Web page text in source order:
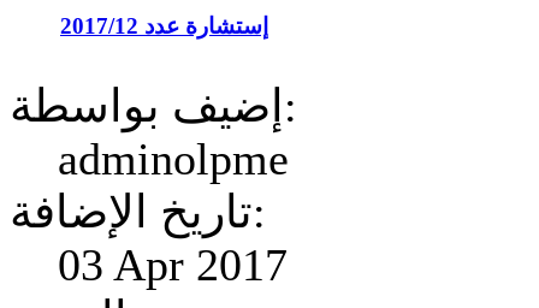
إستشارة عدد 2017/12
إضيف بواسطة:
adminolpme
تاريخ الإضافة:
03 Apr 2017